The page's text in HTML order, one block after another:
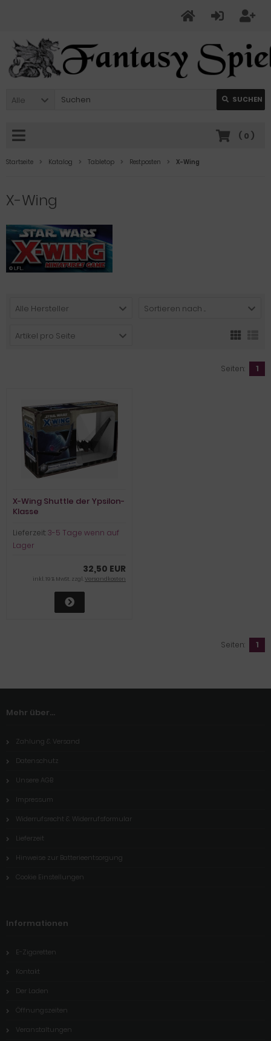
Alle SUCHEN
( 0 )
Startseite Katalog Tabletop Restposten X-Wing
X-Wing
Alle Hersteller Sortieren nach ...
Artikel pro Seite
Seiten: 1
X-Wing Shuttle der Ypsilon-
Klasse
Lieferzeit:3-5 Tage wenn auf
Lager
32,50 EUR
inkl. 19 % MwSt. zzgl.Versandkosten
Seiten: 1
Mehr über...
Zahlung & Versand
Datenschutz
Unsere AGB
Impressum
Widerrufsrecht & Widerrufsformular
Lieferzeit
Hinweise zur Batterieentsorgung
Cookie Einstellungen
Informationen
E-Zigaretten
Kontakt
Der Laden
Öffnungszeiten
Veranstaltungen